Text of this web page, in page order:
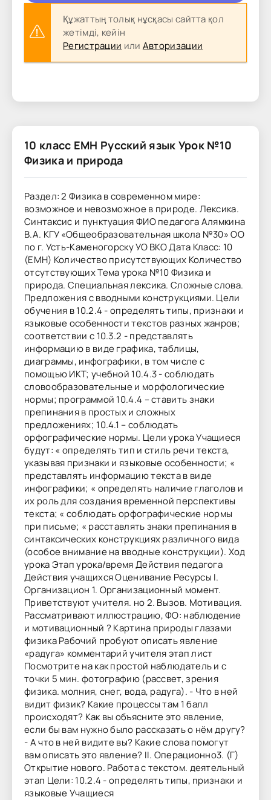
Құжаттың толық нұсқасы сайтта қол
жетімді, кейін
Регистрации или Авторизации
10 класс ЕМН Русский язык Урок №10
Физика и природа
Раздел: 2 Физика в современном мире:
возможное и невозможное в природе. Лексика.
Синтаксис и пунктуация ФИО педагога Алямкина
В.А. КГУ «Общеобразовательная школа №30» ОО
по г. Усть-Каменогорску УО ВКО Дата Класс: 10
(ЕМН) Количество присутствующих Количество
отсутствующих Тема урока №10 Физика и
природа. Специальная лексика. Сложные слова.
Предложения с вводными конструкциями. Цели
обучения в 10.2.4 - определять типы, признаки и
языковые особенности текстов разных жанров;
соответствии с 10.3.2 - представлять
информацию в виде графика, таблицы,
диаграммы, инфографики, в том числе с
помощью ИКТ; учебной 10.4.3 - соблюдать
словообразовательные и морфологические
нормы; программой 10.4.4 – ставить знаки
препинания в простых и сложных
предложениях; 10.4.1 – соблюдать
орфографические нормы. Цели урока Учащиеся
будут: « определять тип и стиль речи текста,
указывая признаки и языковые особенности; «
представлять информацию текста в виде
инфографики; « определять наличие глаголов и
их роль для создания временной перспективы
текста; « соблюдать орфографические нормы
при письме; « расставлять знаки препинания в
синтаксических конструкциях различного вида
(особое внимание на вводные конструкции). Ход
урока Этап урока/время Действия педагога
Действия учащихся Оценивание Ресурсы I.
Организацион 1. Организационный момент.
Приветствуют учителя. но 2. Вызов. Мотивация.
Рассматривают иллюстрацию, ФО: наблюдение
и мотивационный ? Картина природы глазами
физика Рабочий пробуют описать явление
«радуга» комментарий учителя этап лист
Посмотрите на как простой наблюдатель и с
точки 5 мин. фотографию (рассвет, зрения
физика. молния, снег, вода, радуга). - Что в ней
видит физик? Какие процессы там 1 балл
происходят? Как вы объясните это явление,
если бы вам нужно было рассказать о нём другу?
- А что в ней видите вы? Какие слова помогут
вам описать это явление? II. Операционно3. (Г)
Открытие нового. Работа с текстом. деятельный
этап Цели: 10.2.4 - определять типы, признаки и
языковые Учащиеся